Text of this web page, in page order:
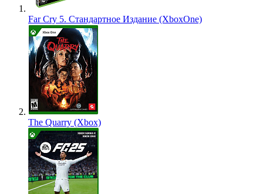
Far Cry 5. Стандартное Издание (XboxOne)
The Quarry (Xbox)